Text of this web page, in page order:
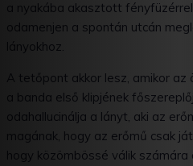
a nyakába akasztott
odamenjen a spontán utcán
lányokhoz.
A tetőpont akkor lesz, amikor az
a banda első klipjének
odahallucinálja a lányt, aki az
magának, hogy az erőmű csak
hogy közömbössé válik